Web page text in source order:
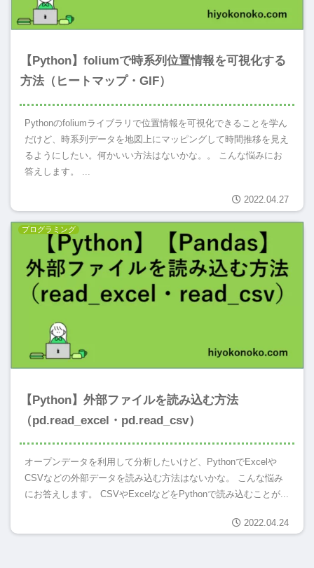
【Python】foliumで時系列位置情報を可視化する
方法（ヒートマップ・GIF）
Pythonのfoliumライブラリで位置情報を可視化できることを学ん
だけど、時系列データを地図上にマッピングして時間推移を見え
るようにしたい。何かいい方法はないかな。。 こんな悩みにお
答えします。 ...
2022.04.27
プログラミング
【Python】外部ファイルを読み込む方法
（pd.read_excel・pd.read_csv）
オープンデータを利用して分析したいけど、PythonでExcelや
CSVなどの外部データを読み込む方法はないかな。 こんな悩み
にお答えします。 CSVやExcelなどをPythonで読み込むことが...
2022.04.24